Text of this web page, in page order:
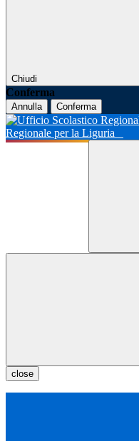
Chiudi
Conferma
Annulla Conferma
Regionale per la Liguria
close